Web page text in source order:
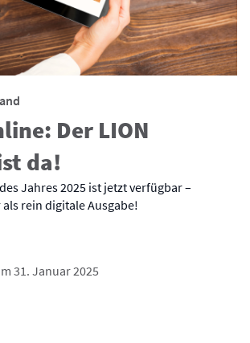
Der LION
da!
Jahres 2025 ist jetzt verfügbar –
rein digitale Ausgabe!
31. Januar 2025